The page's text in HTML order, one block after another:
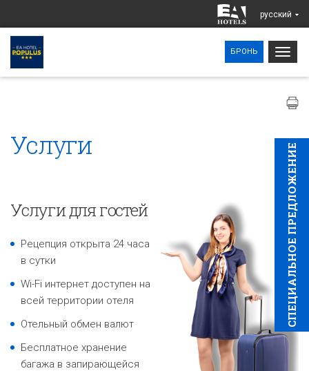
pусский
БРОНЬ
CПЕЦИAЛЬНОЕ ПРЕДЛОЖЕНИЕ
Услуги
Услуги для гостей
Рецепция открыта 24 часа
в сутки
Wi-Fi интернет доступен на
всей территории отеля
Отельный обмен валют
Бесплатное хранение
багажа в запирающейся